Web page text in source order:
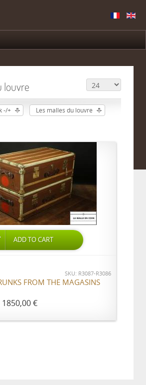
louvre
-/+ Les malles du louvre
ADD TO CART
SKU: R3087-R3086
FROM THE MAGASINS
1850,00 €